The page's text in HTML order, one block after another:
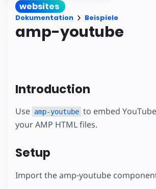
websites
Dokumentation Beispiele
amp-youtube
Introduction
Use amp-youtube to embed
your AMP HTML files.
Setup
Import the amp-youtube